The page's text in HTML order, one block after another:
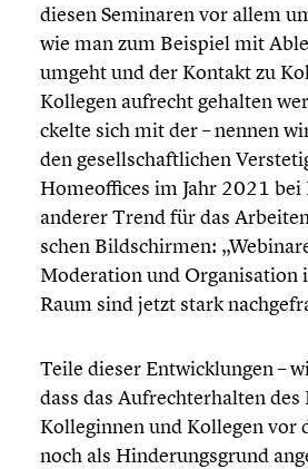
diesen Seminaren vor allem
wie man zum Beispiel mit
umgeht und der Kontakt zu
Kollegen aufrecht gehalten
ckelte sich mit der – nennen
den gesell­schaft­li­chen
Homeof­fices im Jahr 2021
anderer Trend für das
schen Bildschir­men:
Modera­tion und Organi­sa­tion
Raum sind jetzt stark
Teile dieser Entwick­lun­gen –
dass das Aufrecht­erhal­ten des
Kolle­gin­nen und Kollegen vor
noch als Hinde­rungs­grund